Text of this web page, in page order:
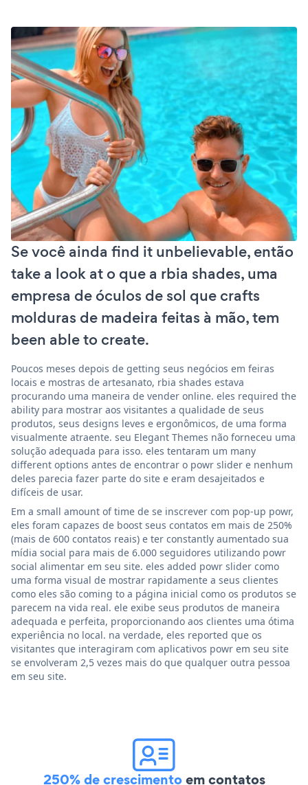
Se você ainda find it unbelievable, então
take a look at o que a rbia shades, uma
empresa de óculos de sol que crafts
molduras de madeira feitas à mão, tem
been able to create.
Poucos meses depois de getting seus negócios em feiras
locais e mostras de artesanato, rbia shades estava
procurando uma maneira de vender online. eles required the
ability para mostrar aos visitantes a qualidade de seus
produtos, seus designs leves e ergonômicos, de uma forma
visualmente atraente. seu Elegant Themes não forneceu uma
solução adequada para isso. eles tentaram um many
different options antes de encontrar o powr slider e nenhum
deles parecia fazer parte do site e eram desajeitados e
difíceis de usar.
Em a small amount of time de se inscrever com pop-up powr,
eles foram capazes de boost seus contatos em mais de 250%
(mais de 600 contatos reais) e ter constantly aumentado sua
mídia social para mais de 6.000 seguidores utilizando powr
social alimentar em seu site. eles added powr slider como
uma forma visual de mostrar rapidamente a seus clientes
como eles são coming to a página inicial como os produtos se
parecem na vida real. ele exibe seus produtos de maneira
adequada e perfeita, proporcionando aos clientes uma ótima
experiência no local. na verdade, eles reported que os
visitantes que interagiram com aplicativos powr em seu site
se envolveram 2,5 vezes mais do que qualquer outra pessoa
em seu site.
250% de crescimentoem contatos